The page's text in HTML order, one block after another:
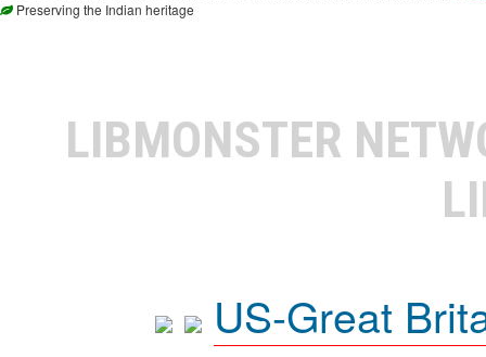
Preserving the Indian heritage
LIBMONSTER
US-Great